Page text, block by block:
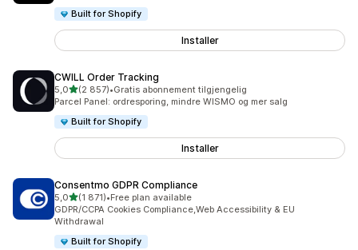
Built for Shopify
Installer
CWILL Order Tracking
5,0av 5 stjerner
(2 857)
Totalt 2857 omtaler
•Gratis abonnement tilgjengelig
Parcel Panel: ordresporing, mindre WISMO og mer salg
Built for Shopify
Installer
Consentmo GDPR Compliance
5,0av 5 stjerner
(1 871)
Totalt 1871 omtaler
•Free plan available
GDPR/CCPA Cookies Compliance,Web Accessibility & EU
Withdrawal
Built for Shopify